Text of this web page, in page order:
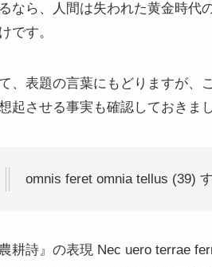
なら、人間は失われた黄金時代
です。
、表題の言葉にもどりますが、
起させる事実も確認しておきま
omnis feret omnia tellus (39)
農耕詩』の表現 Nec uero terrae